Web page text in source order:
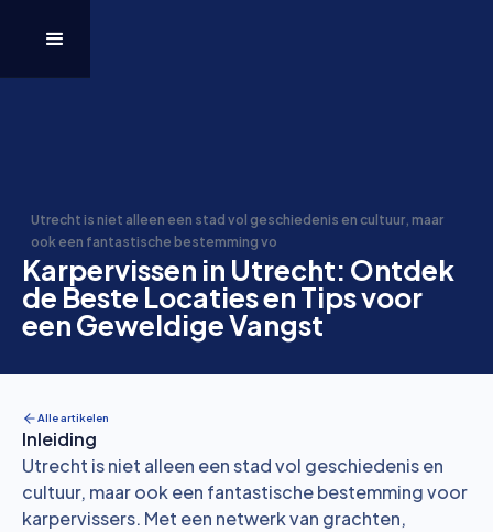
Utrecht is niet alleen een stad vol geschiedenis en cultuur, maar
ook een fantastische bestemming vo
Karpervissen in Utrecht: Ontdek
de Beste Locaties en Tips voor
een Geweldige Vangst
Alle artikelen
Inleiding
Utrecht is niet alleen een stad vol geschiedenis en
cultuur, maar ook een fantastische bestemming voor
karpervissers. Met een netwerk van grachten,